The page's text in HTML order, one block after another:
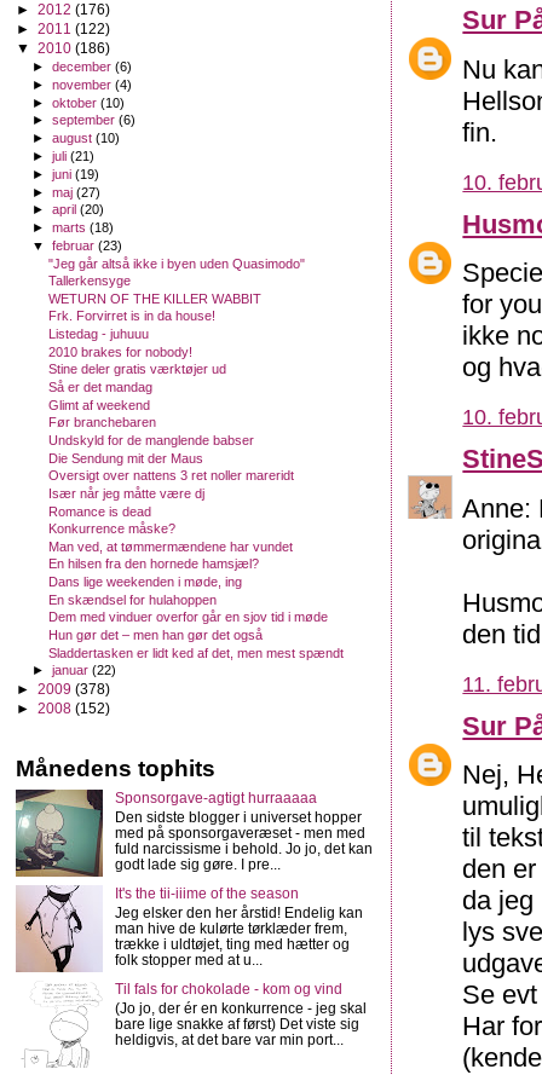
Sur
Nu
fin.
10.
for
ikke
og
10.
Anne:
den
11.
Sur
Nej,
til
den
da jeg
lys
Se
Har
► 2012 (176)
► 2011 (122)
▼ 2010 (186)
►december(6)
►november(4)
►oktober(10)
►september(6)
►august(10)
►juli(21)
►juni(19)
►maj(27)
►april(20)
►marts(18)
▼februar(23)
"Jeg går altså ikke i byen uden Quasimodo"
Tallerkensyge
WETURN OF THE KILLER WABBIT
Frk. Forvirret is in da house!
Listedag - juhuuu
2010 brakes for nobody!
Stine deler gratis værktøjer ud
Så er det mandag
Glimt af weekend
Før branchebaren
Undskyld for de manglende babser
Die Sendung mit der Maus
Oversigt over nattens 3 ret noller mareridt
Især når jeg måtte være dj
Romance is dead
Konkurrence måske?
Man ved, at tømmermændene har vundet
En hilsen fra den hornede hamsjæl?
Dans lige weekenden i møde, ing
En skændsel for hulahoppen
Dem med vinduer overfor går en sjov tid i møde
Hun gør det – men han gør det også
Sladdertasken er lidt ked af det, men mest spændt
►januar(22)
► 2009 (378)
► 2008 (152)
Månedens tophits
Sponsorgave-agtigt hurraaaaa
Den sidste blogger i universet hopper
med på sponsorgaveræset - men med
fuld narcissisme i behold. Jo jo, det kan
godt lade sig gøre. I pre...
It's the tii-iiime of the season
Jeg elsker den her årstid! Endelig kan
man hive de kulørte tørklæder frem,
trække i uldtøjet, ting med hætter og
folk stopper med at u...
Til fals for chokolade - kom og vind
(Jo jo, der ér en konkurrence - jeg skal
bare lige snakke af først) Det viste sig
heldigvis, at det bare var min port...